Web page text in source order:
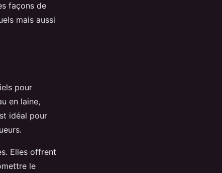
façons de
mais aussi
pour
en laine,
idéal pour
Elles offrent
le